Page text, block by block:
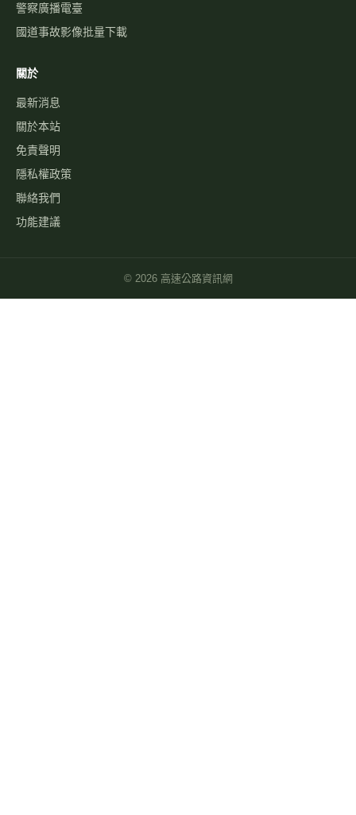
警察廣播電臺
國道事故影像批量下載
關於
最新消息
關於本站
免責聲明
隱私權政策
聯絡我們
功能建議
© 2026高速公路資訊網